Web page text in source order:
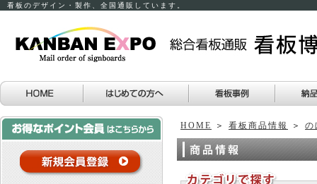
看板のデザイン・製作、全国通販しています。
HOME ＞ 看板商品情報 ＞ の